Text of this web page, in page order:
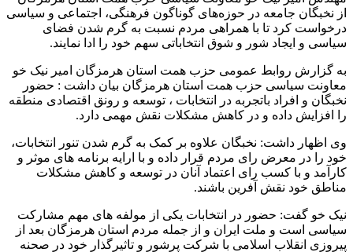
از نخبگان جامعه در حوزه‌های گوناگون فرهنگی، اجتماعی و سیاسی
درخواست کرد تا با همراهی مردم نسبت به گرم شدن فضای
سیاسی و ایجاد شور و شوق انتخاباتی سهم خود را ادا نمایند.
به گزارش روابط عمومی حزب همت استان هرمزگان امیر نیک خو
معاونت سیاسی حزب همت استان هرمزگان بیان داشت : حضور
نخبگان و افراد باتجربه در انتخابات ، توسعه و رونق اقتصادی منطقه
را افزایش داده و در کاهش مشکلات نقش مهمی دارد.
وی اظهار داشت: نخبگان علاوه بر کمک به گرم شدن تنور انتخابات،
خود را در معرض رای مردم قرار داده و با ارایه برنامه های موثر و
کارآمد و با کسب رای اعتماد آنان در توسعه و کاهش مشکلات
مناطق خود نقش آفرین باشند.
نیک خو گفت: حضور در انتخابات یکی از مولفه های مهم مشارکت
سیاسی است و ملت ایران و از جمله مردم استان هرمزگان بعد از
پیروزی انقلاب اسلامی با شرکت پرشور و تاثیرگذار خود در صحنه